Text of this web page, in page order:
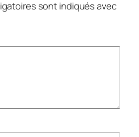
sont indiqués avec